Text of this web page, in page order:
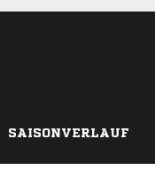
SAISONVERLAUF